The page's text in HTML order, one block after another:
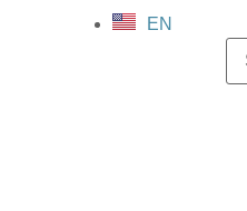
EN